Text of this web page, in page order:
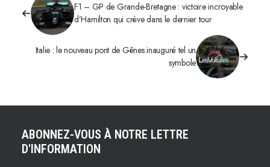
F1 – GP de Grande-Bretagne : victoire incroyable
d’Hamilton qui crève dans le dernier tour
Italie : le nouveau pont de Gênes inauguré tel un
symbole
ABONNEZ-VOUS À NOTRE LETTRE
D'INFORMATION